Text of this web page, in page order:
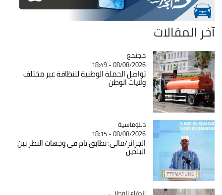
آخر المقالات
Catégorie
مجتمع
08/08/2026 - 18:49
تواصل الحملة الوطنية للنظافة عبر مختلف
ولايات الوطن
Catégorie
دبلوماسية
08/08/2026 - 18:15
الجزائر/مالي: تطابق تام في وجهات النظر بين
البلدين